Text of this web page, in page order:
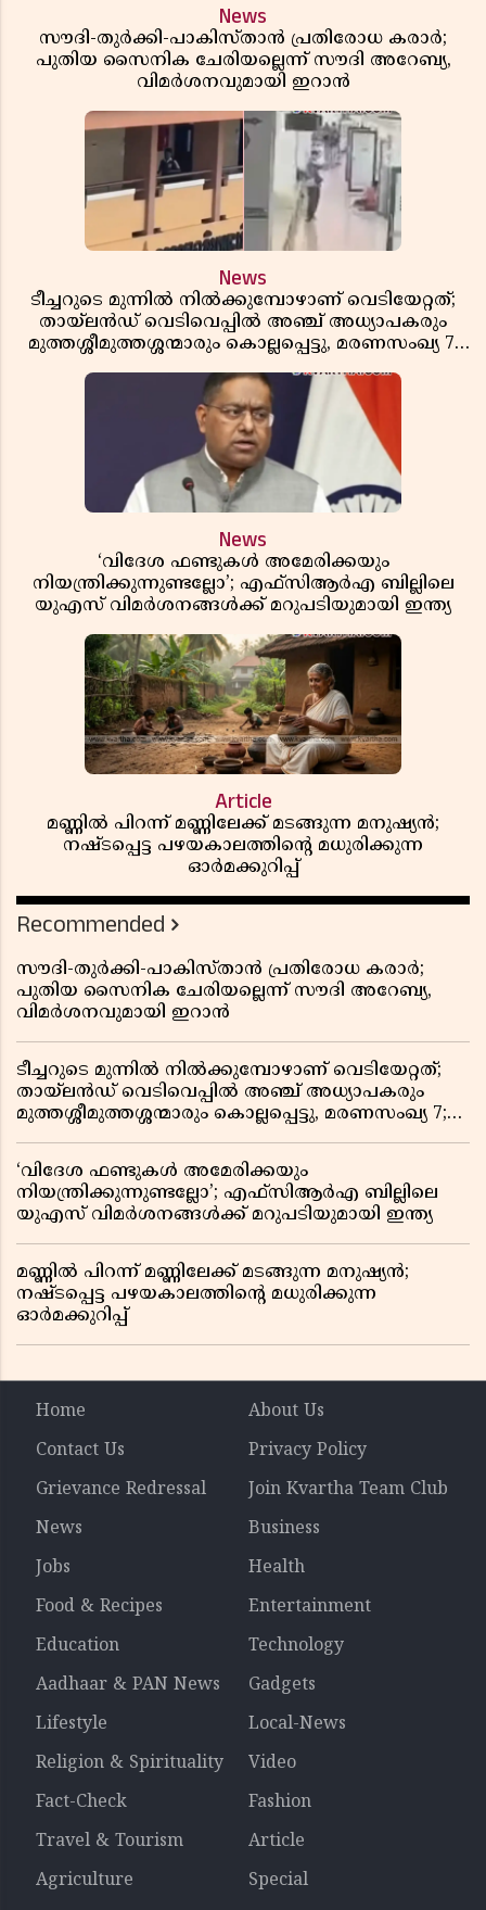
News
സൗദി-തുർക്കി-പാകിസ്താൻ പ്രതിരോധ കരാർ;
പുതിയ സൈനിക ചേരിയല്ലെന്ന് സൗദി അറേബ്യ,
വിമർശനവുമായി ഇറാൻ
News
ടീച്ചറുടെ മുന്നിൽ നിൽക്കുമ്പോഴാണ് വെടിയേറ്റത്;
തായ്‌ലൻഡ് വെടിവെപ്പിൽ അഞ്ച് അധ്യാപകരും
മുത്തശ്ശീമുത്തശ്ശന്മാരും കൊല്ലപ്പെട്ടു, മരണസംഖ്യ 7;
News
‘വിദേശ ഫണ്ടുകൾ അമേരിക്കയും
നിയന്ത്രിക്കുന്നുണ്ടല്ലോ’; എഫ്സിആർഎ ബില്ലിലെ
യുഎസ് വിമർശനങ്ങൾക്ക് മറുപടിയുമായി ഇന്ത്യ
Article
മണ്ണിൽ പിറന്ന് മണ്ണിലേക്ക് മടങ്ങുന്ന മനുഷ്യൻ;
നഷ്ടപ്പെട്ട പഴയകാലത്തിൻ്റെ മധുരിക്കുന്ന
ഓർമക്കുറിപ്പ്
Recommended
സൗദി-തുർക്കി-പാകിസ്താൻ പ്രതിരോധ കരാർ;
പുതിയ സൈനിക ചേരിയല്ലെന്ന് സൗദി അറേബ്യ,
വിമർശനവുമായി ഇറാൻ
ടീച്ചറുടെ മുന്നിൽ നിൽക്കുമ്പോഴാണ് വെടിയേറ്റത്;
തായ്‌ലൻഡ് വെടിവെപ്പിൽ അഞ്ച് അധ്യാപകരും
മുത്തശ്ശീമുത്തശ്ശന്മാരും കൊല്ലപ്പെട്ടു, മരണസംഖ്യ 7;
‘വിദേശ ഫണ്ടുകൾ അമേരിക്കയും
നിയന്ത്രിക്കുന്നുണ്ടല്ലോ’; എഫ്സിആർഎ ബില്ലിലെ
യുഎസ് വിമർശനങ്ങൾക്ക് മറുപടിയുമായി ഇന്ത്യ
മണ്ണിൽ പിറന്ന് മണ്ണിലേക്ക് മടങ്ങുന്ന മനുഷ്യൻ;
നഷ്ടപ്പെട്ട പഴയകാലത്തിൻ്റെ മധുരിക്കുന്ന
ഓർമക്കുറിപ്പ്
Home
About Us
Contact Us
Privacy Policy
Grievance Redressal
Join Kvartha Team Club
News
Business
Jobs
Health
Food & Recipes
Entertainment
Education
Technology
Aadhaar & PAN News
Gadgets
Lifestyle
Local-News
Religion & Spirituality
Video
Fact-Check
Fashion
Travel & Tourism
Article
Agriculture
Special